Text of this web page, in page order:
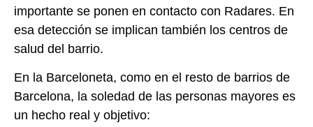
importante se ponen en contacto con Radares. En
esa detección se implican también los centros de
salud del barrio.
En la Barceloneta, como en el resto de barrios de
Barcelona, la soledad de las personas mayores es
un hecho real y objetivo: